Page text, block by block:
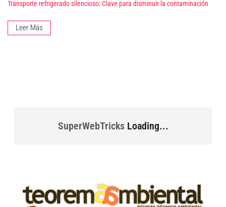
Transporte refrigerado silencioso: Clave para disminuir la contaminación
Leer Más
SuperWebTricksLoading...